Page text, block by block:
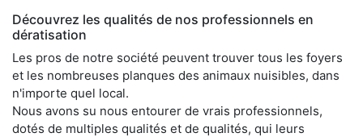
Découvrez les qualités de nos professionnels en
dératisation
Les pros de notre société peuvent trouver tous les foyers
et les nombreuses planques des animaux nuisibles, dans
n'importe quel local.
Nous avons su nous entourer de vrais professionnels,
dotés de multiples qualités et de qualités, qui leurs